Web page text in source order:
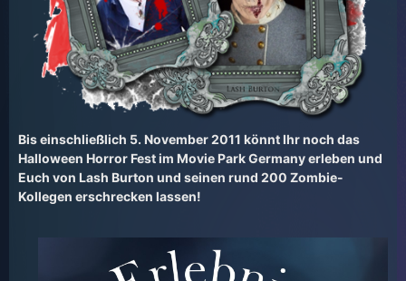
Bis einschließlich 5. November 2011 könnt Ihr noch das
Halloween Horror Fest im Movie Park Germany erleben und
Euch von Lash Burton und seinen rund 200 Zombie-
Kollegen erschrecken lassen!